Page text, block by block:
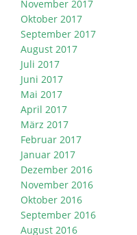
November 2017
Oktober 2017
September 2017
August 2017
Juli 2017
Juni 2017
Mai 2017
April 2017
März 2017
Februar 2017
Januar 2017
Dezember 2016
November 2016
Oktober 2016
September 2016
August 2016